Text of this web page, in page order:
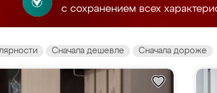
с сохранением всех
Сначала дешевле Сначала дороже